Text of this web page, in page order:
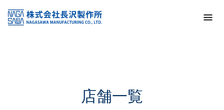
KSS加盟店・取扱店情報
店舗一覧
店舗一覧